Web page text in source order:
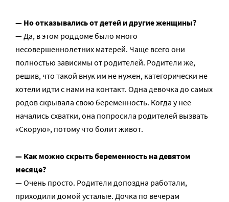
— Но отказывались от детей и другие женщины?
— Да, в этом роддоме было много
несовершеннолетних матерей. Чаще всего они
полностью зависимы от родителей. Родители же,
решив, что такой внук им не нужен, категорически не
хотели идти с нами на контакт. Одна девочка до самых
родов скрывала свою беременность. Когда у нее
начались схватки, она попросила родителей вызвать
«Скорую», потому что болит живот.
— Как можно скрыть беременность на девятом
месяце?
— Очень просто. Родители допоздна работали,
приходили домой усталые. Дочка по вечерам